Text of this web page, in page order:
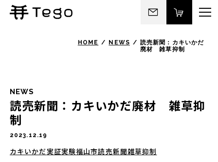
HOME NEWS
読売新聞：カキいかだ
廃材 雑草抑制
NEWS
読売新聞：カキいかだ廃材 雑草抑
制
2023.12.19
カキいかだ実証実験福山市読売新聞雑草抑制